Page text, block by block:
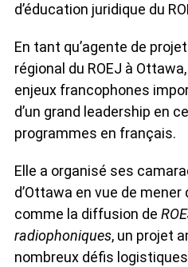
d’éducation juridique du
En tant qu’agente de
régional du ROEJ à
enjeux francophones
d’un grand leadership en
programmes en français.
Elle a organisé ses
d’Ottawa en vue de mener
comme la diffusion de
radiophoniques, un projet
nombreux défis